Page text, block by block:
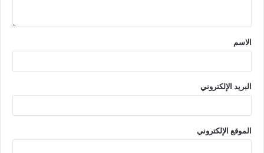
الاسم
البريد الإلكتروني
الموقع الإلكتروني